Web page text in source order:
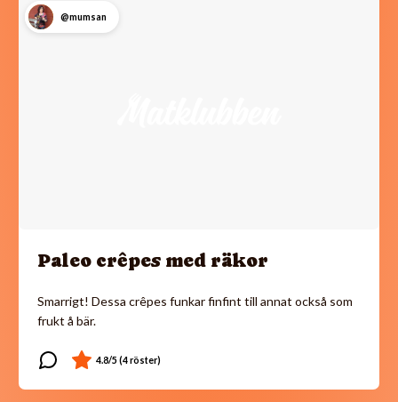
@mumsan
Paleo crêpes med räkor
Smarrigt! Dessa crêpes funkar finfint till annat också som
frukt å bär.